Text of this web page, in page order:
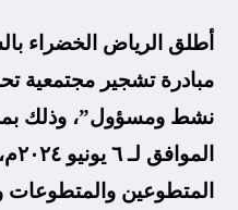
أطلق الرياض الخضراء
مبادرة تشجير
نشط ومسؤول”، وذلك
المتطوعين والمتطوعات